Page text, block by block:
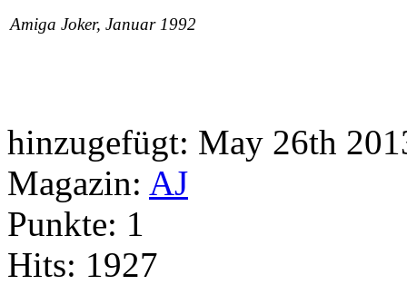
Amiga Joker, Januar 1992
hinzugefügt: May 26th
Magazin: AJ
Punkte: 1
Hits: 1927